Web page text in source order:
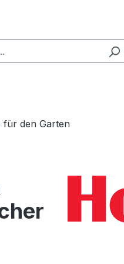
für den Garten